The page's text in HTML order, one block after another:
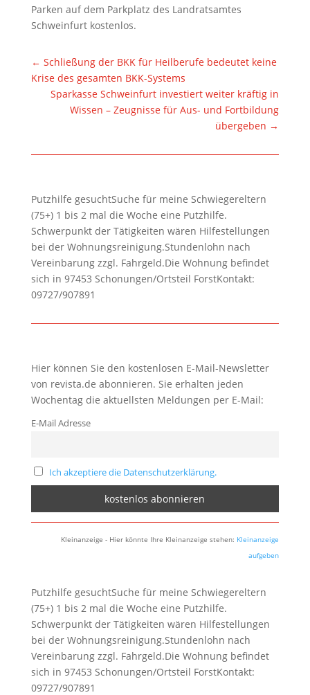
Parken auf dem Parkplatz des Landratsamtes
Schweinfurt kostenlos.
← Schließung der BKK für Heilberufe bedeutet keine
Krise des gesamten BKK-Systems
Sparkasse Schweinfurt investiert weiter kräftig in
Wissen – Zeugnisse für Aus- und Fortbildung
übergeben →
Putzhilfe gesuchtSuche für meine Schwiegereltern
(75+) 1 bis 2 mal die Woche eine Putzhilfe.
Schwerpunkt der Tätigkeiten wären Hilfestellungen
bei der Wohnungsreinigung.Stundenlohn nach
Vereinbarung zzgl. Fahrgeld.Die Wohnung befindet
sich in 97453 Schonungen/Ortsteil ForstKontakt:
09727/907891
Hier können Sie den kostenlosen E-Mail-Newsletter
von revista.de abonnieren. Sie erhalten jeden
Wochentag die aktuellsten Meldungen per E-Mail:
E-Mail Adresse
Ich akzeptiere die Datenschutzerklärung.
Kleinanzeige - Hier könnte Ihre Kleinanzeige stehen: Kleinanzeige
aufgeben
Putzhilfe gesuchtSuche für meine Schwiegereltern
(75+) 1 bis 2 mal die Woche eine Putzhilfe.
Schwerpunkt der Tätigkeiten wären Hilfestellungen
bei der Wohnungsreinigung.Stundenlohn nach
Vereinbarung zzgl. Fahrgeld.Die Wohnung befindet
sich in 97453 Schonungen/Ortsteil ForstKontakt:
09727/907891